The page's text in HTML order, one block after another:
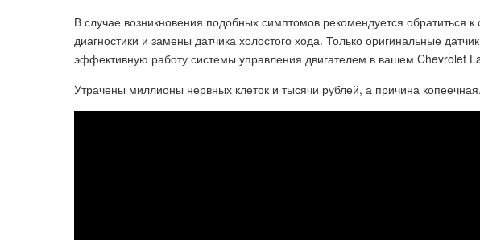
В случае возникновения подобных симптомов рекомендуется обратиться
диагностики и замены датчика холостого хода. Только оригинальные
эффективную работу системы управления двигателем в вашем Chevrolet
Утрачены миллионы нервных клеток и тысячи рублей, а причина копеечная.